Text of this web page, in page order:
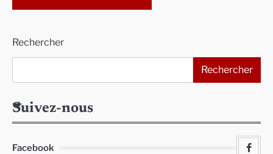
Rechercher
Rechercher
Suivez-nous
Facebook